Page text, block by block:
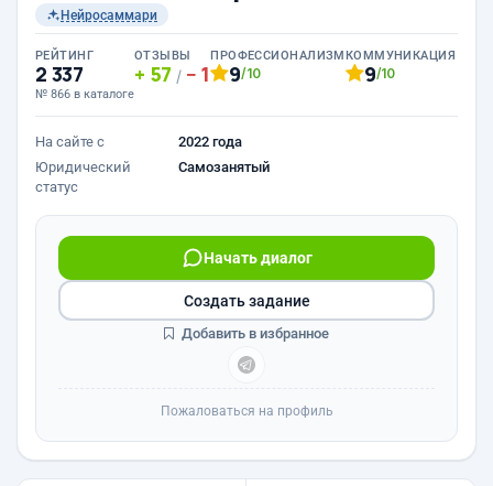
Нейросаммари
РЕЙТИНГ
2 337
№ 866 в каталоге
ОТЗЫВЫ
57 / 1
ПРОФЕССИОНАЛИЗМ
9/10
КОММУНИКАЦИЯ
9/10
На сайте с
2022 года
Юридический
статус
Самозанятый
Начать диалог
Создать задание
Добавить в избранное
Пожаловаться на профиль